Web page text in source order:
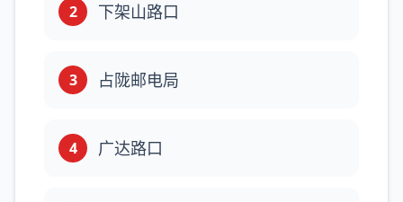
2 下架山路口
3 占陇邮电局
4 广达路口